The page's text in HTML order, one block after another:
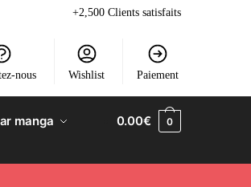
+2,500 Clients satisfaits
nous Wishlist Paiement
manga 0.00€ 0